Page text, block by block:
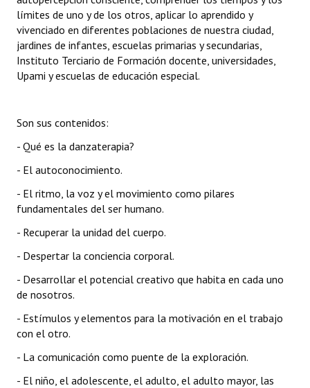
límites de uno y de los otros, aplicar lo aprendido y
vivenciado en diferentes poblaciones de nuestra ciudad,
jardines de infantes, escuelas primarias y secundarias,
Instituto Terciario de Formación docente, universidades,
Upami y escuelas de educación especial.
Son sus contenidos:
- Qué es la danzaterapia?
- El autoconocimiento.
- El ritmo, la voz y el movimiento como pilares
fundamentales del ser humano.
- Recuperar la unidad del cuerpo.
- Despertar la conciencia corporal.
- Desarrollar el potencial creativo que habita en cada uno
de nosotros.
- Estímulos y elementos para la motivación en el trabajo
con el otro.
- La comunicación como puente de la exploración.
- El niño, el adolescente, el adulto, el adulto mayor, las